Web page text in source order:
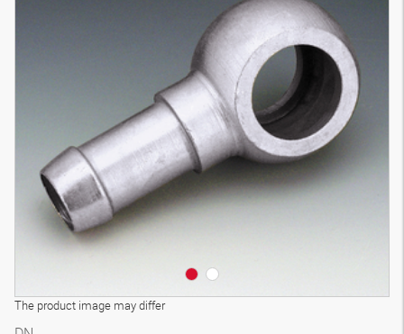
The product image may differ